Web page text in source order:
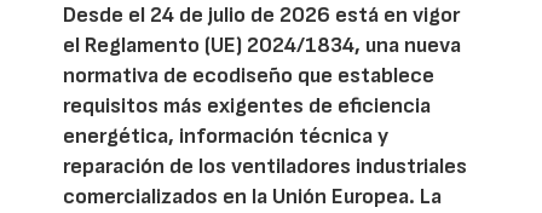
Desde el 24 de julio de 2026 está en vigor
el Reglamento (UE) 2024/1834, una nueva
normativa de ecodiseño que establece
requisitos más exigentes de eficiencia
energética, información técnica y
reparación de los ventiladores industriales
comercializados en la Unión Europea. La